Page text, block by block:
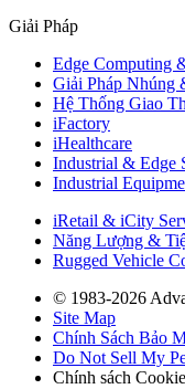
Giải Pháp
Edge Computing
Giải Pháp Nhúng
Hệ Thống Giao
iFactory
iHealthcare
Industrial & Edge
Industrial
iRetail & iCity
Năng Lượng &
Rugged Vehicle
© 1983-2026
Site Map
Chính Sách Bảo
Do Not Sell My
Chính sách Cookie